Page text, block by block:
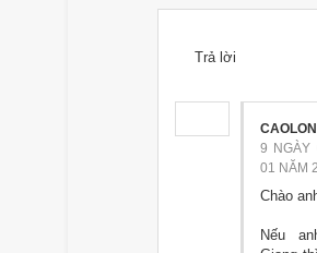
Trả lời
9 NGÀY
01 NĂM
Chào
Nếu